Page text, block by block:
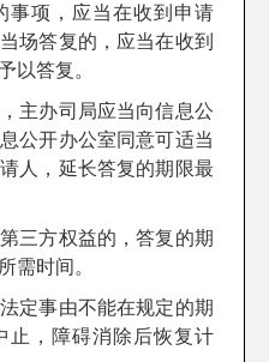
项，应当在收到申请
场答复的，应当在收到
以答复。
办司局应当向信息公
公开办公室同意可适当
人，延长答复的期限最
方权益的，答复的期
需时间。
事由不能在规定的期
止，障碍消除后恢复计